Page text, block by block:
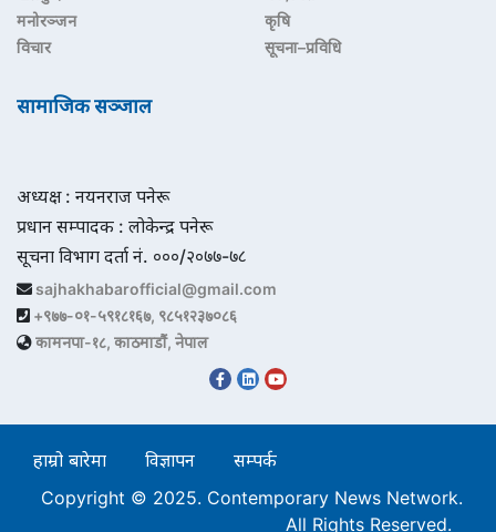
मनोरञ्जन
विचार
कृषि
सूचना–प्रविधि
सामाजिक सञ्जाल
अध्यक्ष : नयनराज पनेरू
प्रधान सम्पादक : लोकेन्द्र पनेरू
सूचना विभाग दर्ता नं. ०००/२०७७-७८
sajhakhabarofficial@gmail.com
+९७७-०१-५९१८१६७, ९८५१२३७०८६
कामनपा-१८, काठमाडौं, नेपाल
हाम्रो बारेमा विज्ञापन
सम्पर्क
Copyright © 2025. Contemporary News Network.
All Rights Reserved.